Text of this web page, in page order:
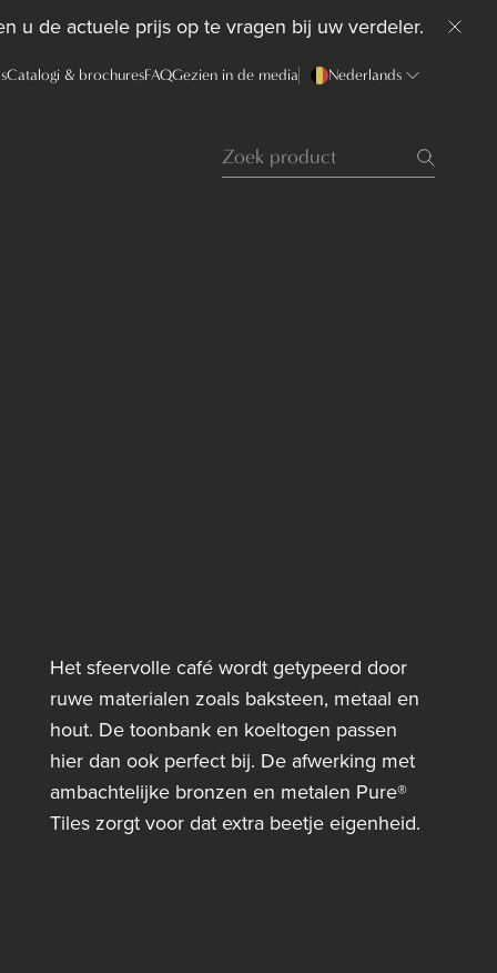
u de actuele prijs op te vragen bij uw verdeler.
Catalogi & brochuresFAQGezien in de media Nederlands
Het sfeervolle café wordt getypeerd door
ruwe materialen zoals baksteen, metaal en
hout. De toonbank en koeltogen passen
hier dan ook perfect bij. De afwerking met
ambachtelijke bronzen en metalen Pure®
Tiles zorgt voor dat extra beetje eigenheid.